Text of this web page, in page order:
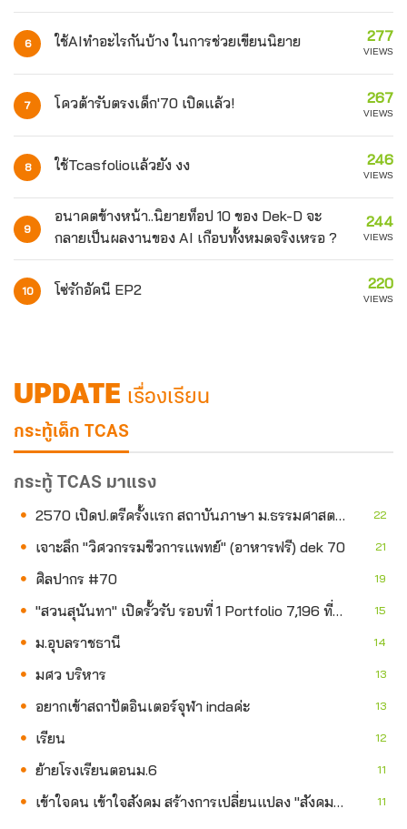
6 ใช้AIทำอะไรกันบ้าง ในการช่วยเขียนนิยาย 277
VIEWS
7 โควต้ารับตรงเด็ก'70 เปิดแล้ว! 267
VIEWS
8 ใช้Tcasfolioแล้วยัง งง 246
VIEWS
9
อนาคตข้างหน้า..นิยายท็อป 10 ของ Dek-D จะ
กลายเป็นผลงานของ AI เกือบทั้งหมดจริงเหรอ ?
244
VIEWS
10 โซ่รักอัคนี EP2 220
VIEWS
UPDATE เรื่องเรียน
กระทู้เด็ก TCAS
กระทู้ TCAS มาแรง
2570 เปิดป.ตรีครั้งแรก สถาบันภาษา ม.ธรรมศาสตร์ ที่ศ.ลำปาง สาขาภาษาอังกฤษเพื่ออาชีพและการสื่อสารนานาชาติ
22
เจาะลึก "วิศวกรรมชีวการแพทย์" (อาหารฟรี) dek 70 21
ศิลปากร #70 19
"สวนสุนันทา" เปิดรั้วรับ รอบที่ 1 Portfolio 7,196 ที่นั่ง เริ่ม 15 ส.ค.นี้ 15
ม.อุบลราชธานี 14
มศว บริหาร 13
อยากเข้าสถาปัตอินเตอร์จุฬา indaค่ะ 13
เรียน 12
ย้ายโรงเรียนตอนม.6 11
เข้าใจคน เข้าใจสังคม สร้างการเปลี่ยนแปลง "สังคมสงเคราะห์ศาสตร์และสวัสดิการสังคม" ม.หัวเฉียวฯ 11